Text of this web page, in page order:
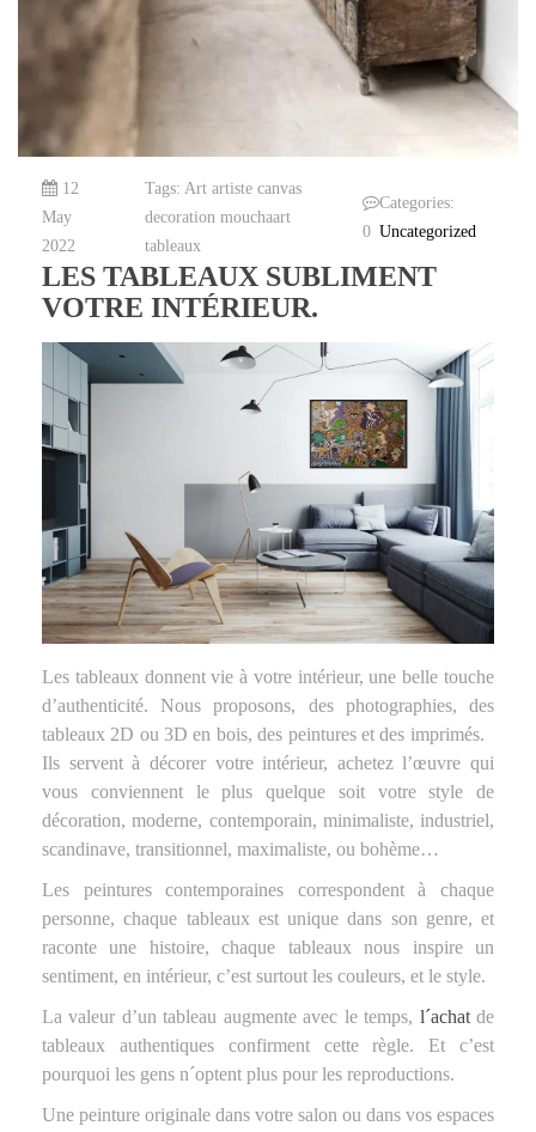
12
May
2022
Tags: Art artiste canvas
decoration mouchaart
tableaux
0
Categories:
Uncategorized
LES TABLEAUX SUBLIMENT
VOTRE INTÉRIEUR.
Les tableaux donnent vie à votre intérieur, une belle touche
d’authenticité. Nous proposons, des photographies, des
tableaux 2D ou 3D en bois, des peintures et des imprimés.
Ils servent à décorer votre intérieur, achetez l’œuvre qui
vous conviennent le plus quelque soit votre style de
décoration, moderne, contemporain, minimaliste, industriel,
scandinave, transitionnel, maximaliste, ou bohème…
Les peintures contemporaines correspondent à chaque
personne, chaque tableaux est unique dans son genre, et
raconte une histoire, chaque tableaux nous inspire un
sentiment, en intérieur, c’est surtout les couleurs, et le style.
La valeur d’un tableau augmente avec le temps, l´achatde
tableaux authentiques confirment cette règle. Et c’est
pourquoi les gens n´optent plus pour les reproductions.
Une peinture originale dans votre salon ou dans vos espaces